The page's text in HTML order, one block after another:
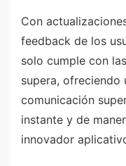
Con
feedback de los
solo cumple con
supera, ofreciendo
comunicación
instante y de
innovador